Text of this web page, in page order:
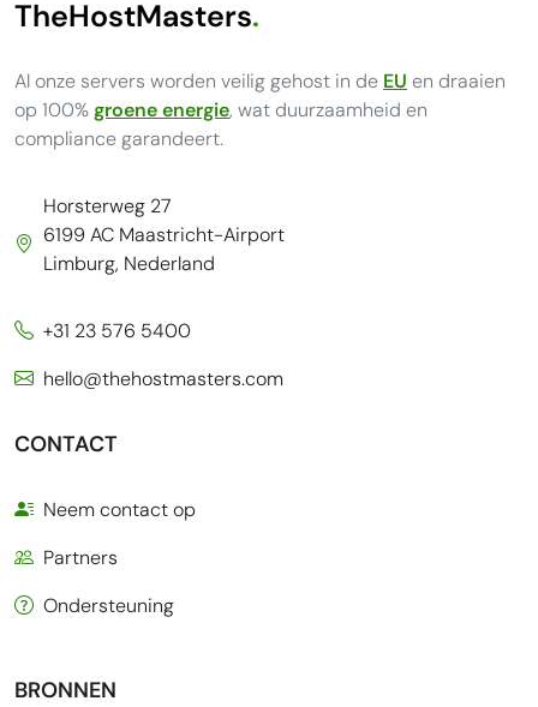
TheHostMasters.
Al onze servers worden veilig gehost in de EU en draaien
op 100%groene energie, wat duurzaamheid en
compliance garandeert.
Horsterweg 27
6199 AC Maastricht-Airport
Limburg, Nederland
+31 23 576 5400
hello@thehostmasters.com
CONTACT
Neem contact op
Partners
Ondersteuning
BRONNEN